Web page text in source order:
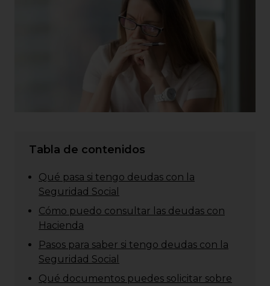
Tabla de contenidos
Qué pasa si tengo deudas con la
Seguridad Social
Cómo puedo consultar las deudas con
Hacienda
Pasos para saber si tengo deudas con la
Seguridad Social
Qué documentos puedes solicitar sobre